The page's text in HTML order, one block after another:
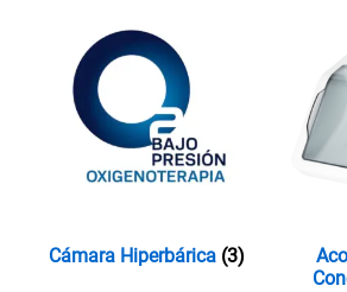
Cámara Hiperbárica (3)